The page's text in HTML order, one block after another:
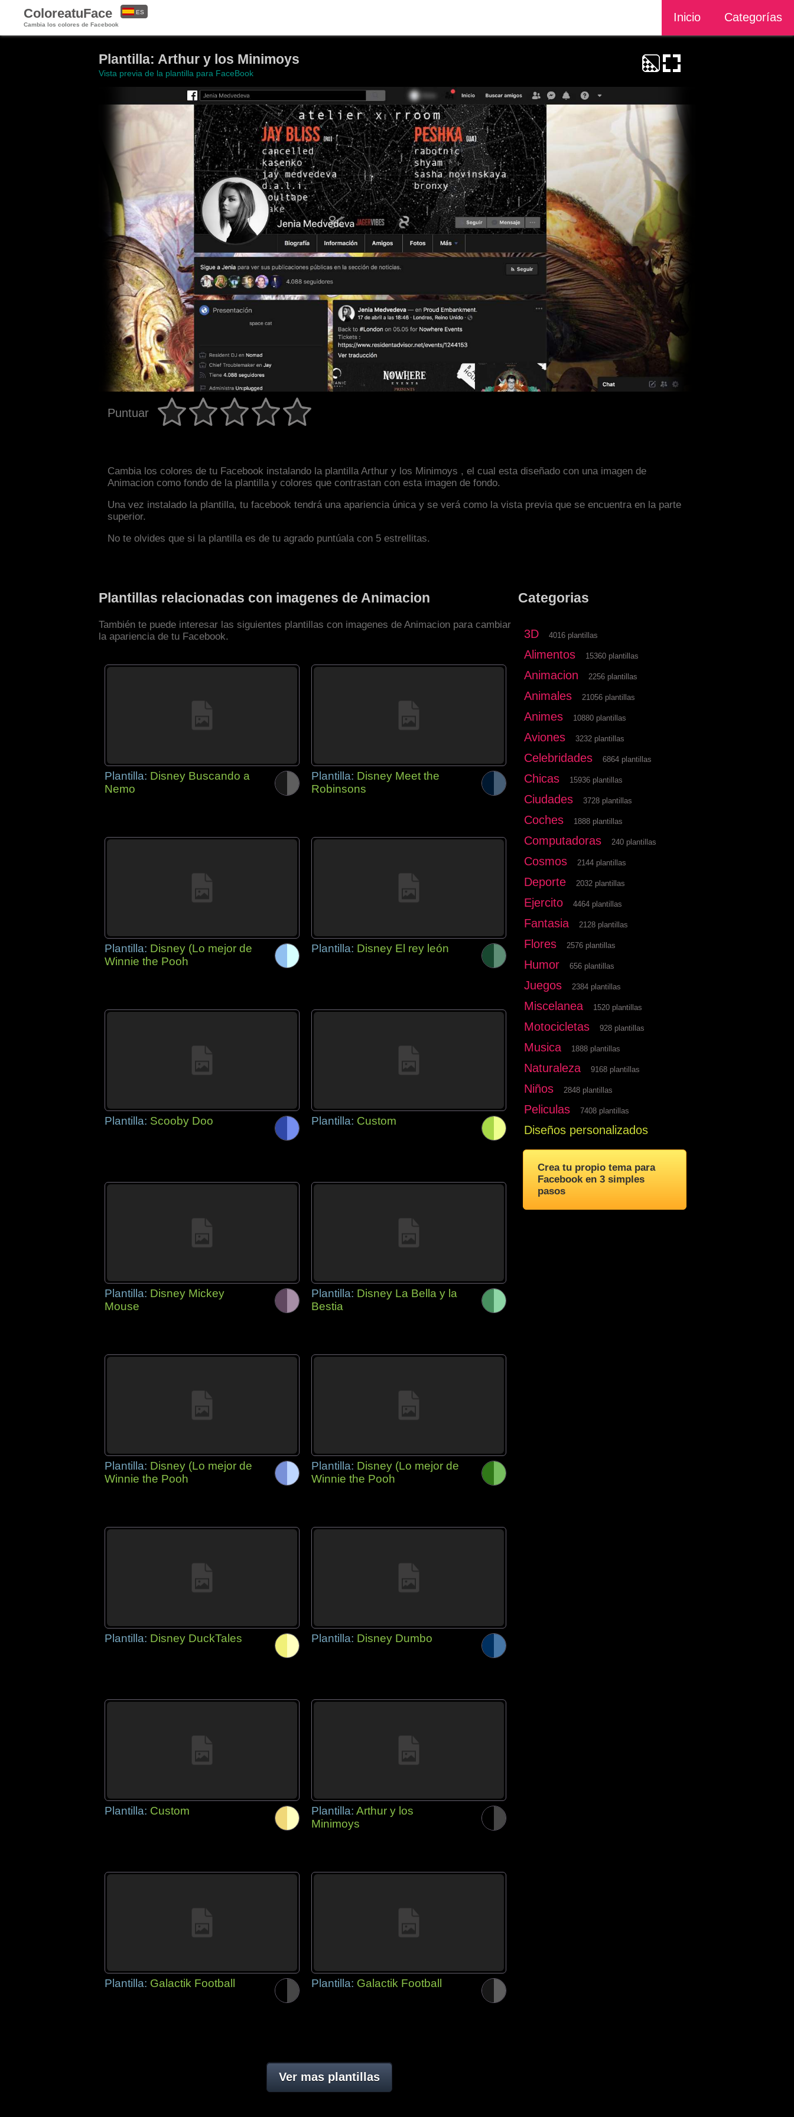
ColoreatuFace
Cambia los colores de Facebook
Inicio Categorías
ES
Plantilla: Arthur y los Minimoys
Vista previa de la plantilla para FaceBook
Puntuar
Cambia los colores de tu Facebook instalando la plantilla Arthur y los Minimoys , el cual esta diseñado con una imagen de
Animacion como fondo de la plantilla y colores que contrastan con esta imagen de fondo.
Una vez instalado la plantilla, tu facebook tendrá una apariencia única y se verá como la vista previa que se encuentra en la parte
superior.
No te olvides que si la plantilla es de tu agrado puntúala con 5 estrellitas.
Plantillas relacionadas con imagenes de Animacion
También te puede interesar las siguientes plantillas con imagenes de Animacion para cambiar
la apariencia de tu Facebook.
Plantilla: Disney Buscando a
Nemo
Plantilla: Disney Meet the
Robinsons
Plantilla: Disney (Lo mejor de
Winnie the Pooh
Plantilla: Disney El rey león
Plantilla: Scooby Doo Plantilla: Custom
Plantilla: Disney Mickey
Mouse
Plantilla: Disney La Bella y la
Bestia
Plantilla: Disney (Lo mejor de
Winnie the Pooh
Plantilla: Disney (Lo mejor de
Winnie the Pooh
Plantilla: Disney DuckTales Plantilla: Disney Dumbo
Plantilla: Custom Plantilla: Arthur y los
Minimoys
Plantilla: Galactik Football Plantilla: Galactik Football
Ver mas plantillas
Categorias
3D 4016 plantillas
Alimentos 15360 plantillas
Animacion 2256 plantillas
Animales 21056 plantillas
Animes 10880 plantillas
Aviones 3232 plantillas
Celebridades 6864 plantillas
Chicas 15936 plantillas
Ciudades 3728 plantillas
Coches 1888 plantillas
Computadoras 240 plantillas
Cosmos 2144 plantillas
Deporte 2032 plantillas
Ejercito 4464 plantillas
Fantasia 2128 plantillas
Flores 2576 plantillas
Humor 656 plantillas
Juegos 2384 plantillas
Miscelanea 1520 plantillas
Motocicletas 928 plantillas
Musica 1888 plantillas
Naturaleza 9168 plantillas
Niños 2848 plantillas
Peliculas 7408 plantillas
Diseños personalizados
Crea tu propio tema para
Facebook en 3 simples
pasos